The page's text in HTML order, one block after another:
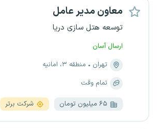
معاون مدیر عامل
توسعه هتل سازی دریا
ارسال آسان
تهران
منطقه ۳، امانیه
تمام وقت
۶۵ میلیون تومان شرکت برتر